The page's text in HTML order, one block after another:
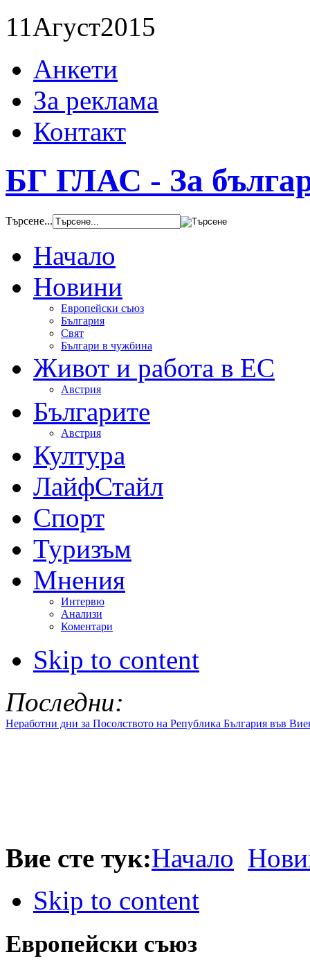
11Агуст2015
Анкети
За реклама
Контакт
БГ ГЛАС - За
Търсене...
Начало
Новини
Европейски съюз
България
Свят
Българи в чужбина
Живот и работа в ЕС
Австрия
Българите
Австрия
Култура
ЛайфСтайл
Спорт
Туризъм
Мнения
Интервю
Анализи
Коментари
Skip to content
Последни:
Неработни дни за Посолството на Република България във
Вие сте тук:Начало
Skip to content
Европейски съюз